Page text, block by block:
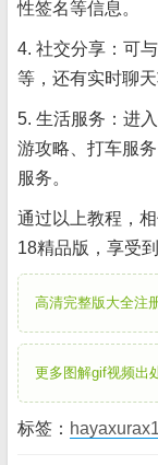
性签名等信息。
4. 社交分享：可
等，还有实时聊
5. 生活服务：进
游攻略、打车服
服务。
通过以上教程，
18精品版，享受
高清完整版大全注
更多图解gif视频出
标签：